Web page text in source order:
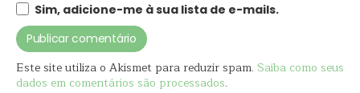
Sim, adicione-me à sua lista de e-mails.
Este site utiliza o Akismet para reduzir spam. Saiba como seus
dados em comentários são processados.